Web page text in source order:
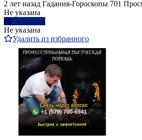
2 лет назад Гадания-Гороскопы 701
Не указана
Написать
Не указана
Удалить из избранного